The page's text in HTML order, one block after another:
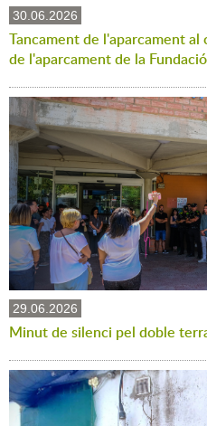
30.06.2026
Tancament de l'aparcament
de l'aparcament de la
29.06.2026
Minut de silenci pel doble